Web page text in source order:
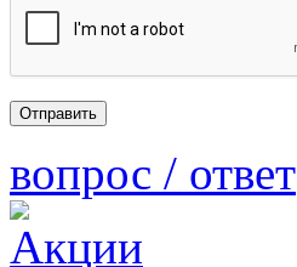
вопрос / ответ